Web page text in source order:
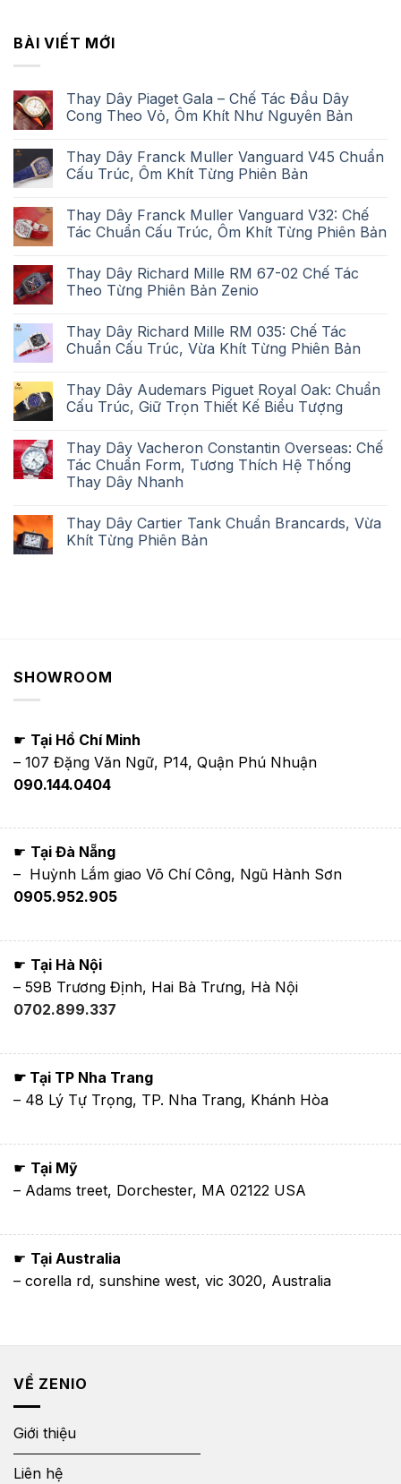
BÀI VIẾT MỚI
Thay Dây Piaget Gala – Chế Tác Đầu Dây
Cong Theo Vỏ, Ôm Khít Như Nguyên Bản
Thay Dây Franck Muller Vanguard V45 Chuẩn
Cấu Trúc, Ôm Khít Từng Phiên Bản
Thay Dây Franck Muller Vanguard V32: Chế
Tác Chuẩn Cấu Trúc, Ôm Khít Từng Phiên Bản
Thay Dây Richard Mille RM 67-02 Chế Tác
Theo Từng Phiên Bản Zenio
Thay Dây Richard Mille RM 035: Chế Tác
Chuẩn Cấu Trúc, Vừa Khít Từng Phiên Bản
Thay Dây Audemars Piguet Royal Oak: Chuẩn
Cấu Trúc, Giữ Trọn Thiết Kế Biểu Tượng
Thay Dây Vacheron Constantin Overseas: Chế
Tác Chuẩn Form, Tương Thích Hệ Thống
Thay Dây Nhanh
Thay Dây Cartier Tank Chuẩn Brancards, Vừa
Khít Từng Phiên Bản
SHOWROOM
☛ Tại Hồ Chí Minh
– 107 Đặng Văn Ngữ, P14, Quận Phú Nhuận
090.144.0404
☛ Tại Đà Nẵng
– Huỳnh Lắm giao Võ Chí Công, Ngũ Hành Sơn
0905.952.905
☛ Tại Hà Nội
– 59B Trương Định, Hai Bà Trưng, Hà Nội
0702.899.337
☛ Tại TP Nha Trang
– 48 Lý Tự Trọng, TP. Nha Trang, Khánh Hòa
☛ Tại Mỹ
– Adams treet, Dorchester, MA 02122 USA
☛ Tại Australia
– corella rd, sunshine west, vic 3020, Australia
VỀ ZENIO
Giới thiệu
Liên hệ